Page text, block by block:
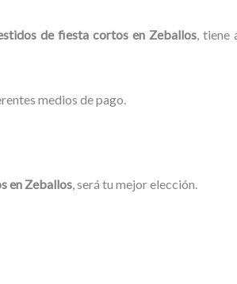
de fiesta cortos en Zeballos, tiene
medios de pago.
en Zeballos, será tu mejor elección.